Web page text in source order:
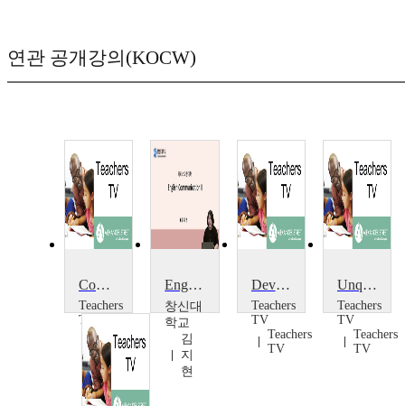
연관 공개강의(KOCW)
Communication: Early Language
Teachers
TV
Teachers
TV
English Communication II
창신대
학교
김
지
현
Developing Communication for Language and Thinking
Teachers
TV
Teachers
TV
Unqualified Success?
Teachers
TV
Teachers
TV